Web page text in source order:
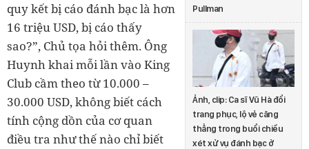
Pullman
Ảnh, clip: Ca sĩ Vũ Hà đổi
trang phục, lộ vẻ căng
thẳng trong buổi chiều
xét xử vụ đánh bạc ở
quy kết bị cáo đánh bạc là hơn
16 triệu USD, bị cáo thấy
sao?”, Chủ tọa hỏi thêm. Ông
Huynh khai mỗi lần vào King
Club cầm theo từ 10.000 –
30.000 USD, không biết cách
tính cộng dồn của cơ quan
điều tra như thế nào chỉ biết